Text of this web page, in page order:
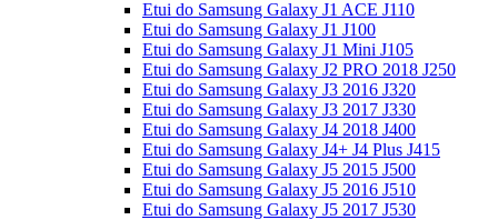
Etui do Samsung Galaxy J1 ACE J110
Etui do Samsung Galaxy J1 J100
Etui do Samsung Galaxy J1 Mini J105
Etui do Samsung Galaxy J2 PRO 2018 J250
Etui do Samsung Galaxy J3 2016 J320
Etui do Samsung Galaxy J3 2017 J330
Etui do Samsung Galaxy J4 2018 J400
Etui do Samsung Galaxy J4+ J4 Plus J415
Etui do Samsung Galaxy J5 2015 J500
Etui do Samsung Galaxy J5 2016 J510
Etui do Samsung Galaxy J5 2017 J530